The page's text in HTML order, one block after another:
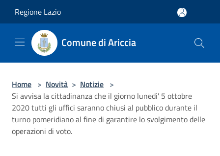
Regione Lazio
Comune di Ariccia
Home > Novità > Notizie >
Si avvisa la cittadinanza che il giorno lunedi' 5 ottobre
2020 tutti gli uffici saranno chiusi al pubblico durante il
turno pomeridiano al fine di garantire lo svolgimento delle
operazioni di voto.